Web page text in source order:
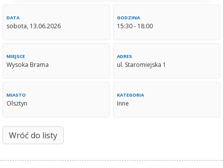
DATA
sobota, 13.06.2026
GODZINA
15:30 - 18:00
MIEJSCE
Wysoka Brama
ADRES
ul. Staromiejska 1
MIASTO
Olsztyn
KATEGORIA
Inne
Wróć do listy